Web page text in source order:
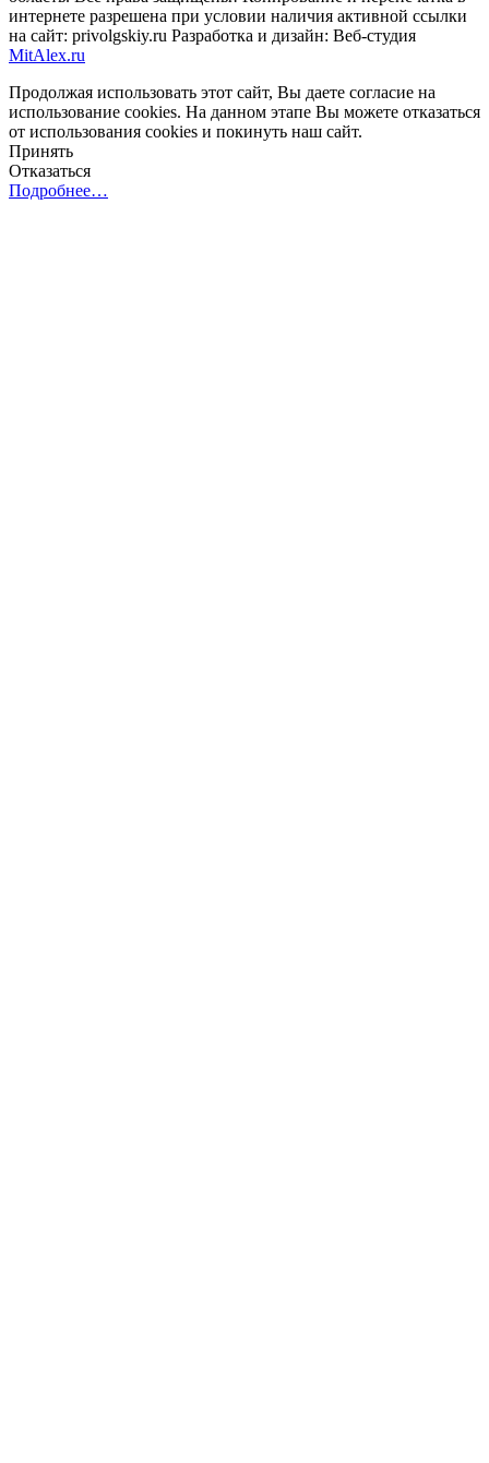
интернете разрешена при условии наличия активной ссылки
на сайт: privolgskiy.ru Разработка и дизайн: Веб-студия
MitAlex.ru
Продолжая использовать этот сайт, Вы даете согласие на
использование cookies. На данном этапе Вы можете отказаться
от использования cookies и покинуть наш сайт.
Принять
Отказаться
Подробнее…